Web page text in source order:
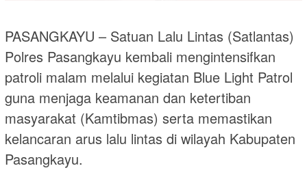
PASANGKAYU – Satuan Lalu Lintas (Satlantas)
Polres Pasangkayu kembali mengintensifkan
patroli malam melalui kegiatan Blue Light Patrol
guna menjaga keamanan dan ketertiban
masyarakat (Kamtibmas) serta memastikan
kelancaran arus lalu lintas di wilayah Kabupaten
Pasangkayu.